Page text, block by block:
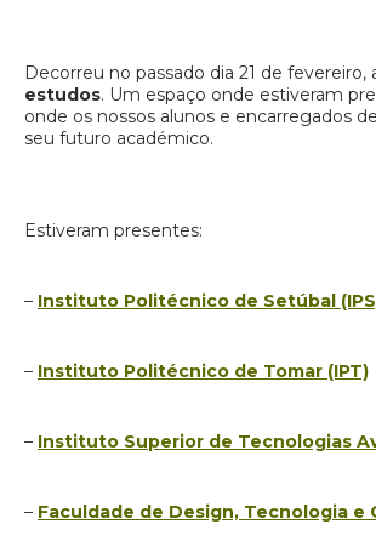
Decorreu no passado dia 21 de fevereiro,
estudos. Um espaço onde estiveram
onde os nossos alunos e encarregados
seu futuro académico.
Estiveram presentes:
– Instituto Politécnico de Setúbal
– Instituto Politécnico de Tomar (IPT)
– Instituto Superior de Tecnologias
– Faculdade de Design, Tecnologia e